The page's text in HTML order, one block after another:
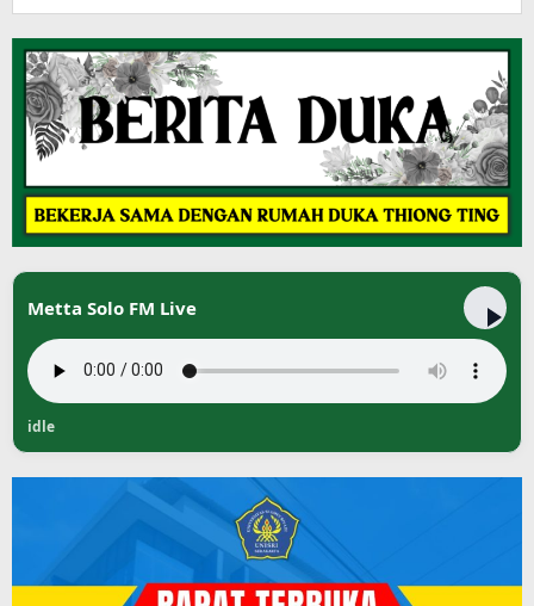
Metta Solo FM Live
idle